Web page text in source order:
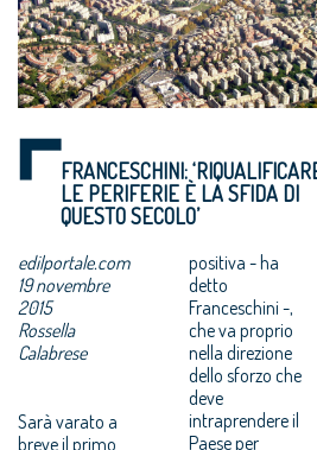
FRANCESCHINI:
LE PERIFERIE È LA SFIDA DI
QUESTO SECOLO’
edilportale.com
19 novembre
2015
Rossella
Calabrese
Sarà varato a
breve il primo
positiva - ha
detto
Franceschini -,
che va proprio
nella direzione
dello sforzo che
deve
intraprendere il
Paese per